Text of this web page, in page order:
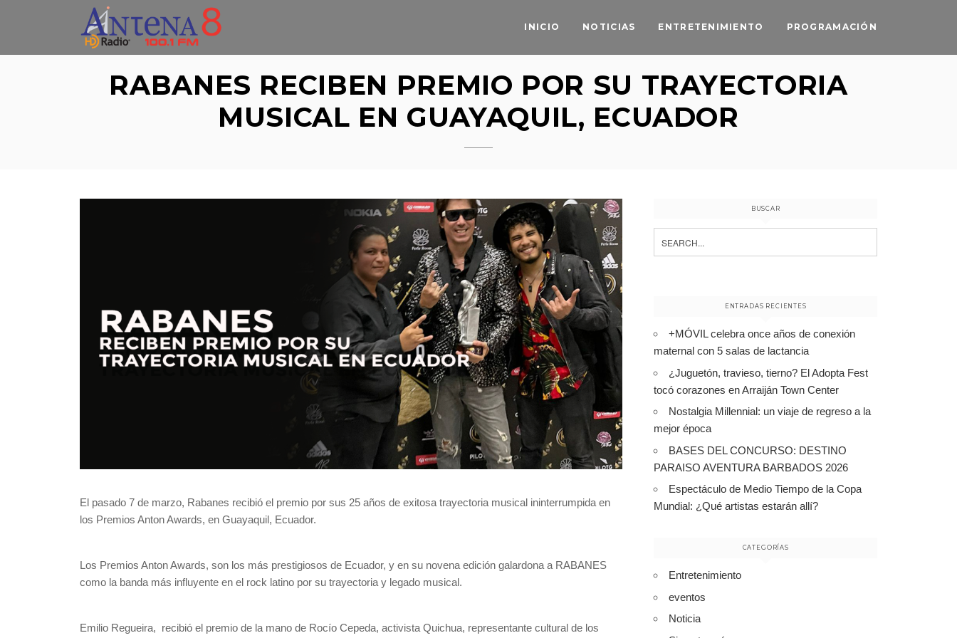
INICIO NOTICIAS ENTRETENIMIENTO PROGRAMACIÓN
RABANES RECIBEN PREMIO POR SU TRAYECTORIA
MUSICAL EN GUAYAQUIL, ECUADOR
El pasado 7 de marzo, Rabanes recibió el premio por sus 25 años de exitosa trayectoria musical ininterrumpida en
los Premios Anton Awards, en Guayaquil, Ecuador.
Los Premios Anton Awards, son los más prestigiosos de Ecuador, y en su novena edición galardona a RABANES
como la banda más influyente en el rock latino por su trayectoria y legado musical.
Emilio Regueira, recibió el premio de la mano de Rocío Cepeda, activista Quichua, representante cultural de los
BUSCAR
ENTRADAS RECIENTES
+MÓVIL celebra once años de conexión
maternal con 5 salas de lactancia
¿Juguetón, travieso, tierno? El Adopta Fest
tocó corazones en Arraiján Town Center
Nostalgia Millennial: un viaje de regreso a la
mejor época
BASES DEL CONCURSO: DESTINO
PARAISO AVENTURA BARBADOS 2026
Espectáculo de Medio Tiempo de la Copa
Mundial: ¿Qué artistas estarán allí?
CATEGORÍAS
Entretenimiento
eventos
Noticia